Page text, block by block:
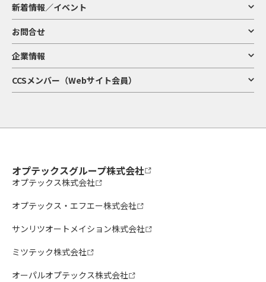
新着情報／イベント
お問合せ
企業情報
CCSメンバー（Webサイト会員）
オプテックスグループ株式会社
オプテックス株式会社
オプテックス・エフエー株式会社
サンリツオートメイション株式会社
ミツテック株式会社
オーパルオプテックス株式会社